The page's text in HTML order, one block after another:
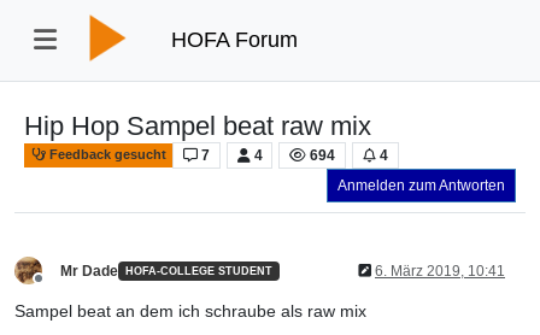
HOFA Forum
Hip Hop Sampel beat raw mix
Feedback gesucht 7 4 694
4
Anmelden zum Antworten
Mr Dade HOFA-COLLEGE STUDENT 6. März 2019, 10:41
Sampel beat an dem ich schraube als raw mix